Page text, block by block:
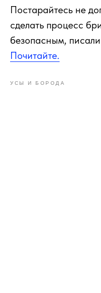
Постарайтесь не
сделать процесс
безопасным,
Почитайте.
УСЫ И БОРОДА